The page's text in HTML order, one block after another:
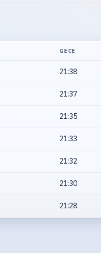
GECE
21:38
21:37
21:35
21:33
21:32
21:30
21:28